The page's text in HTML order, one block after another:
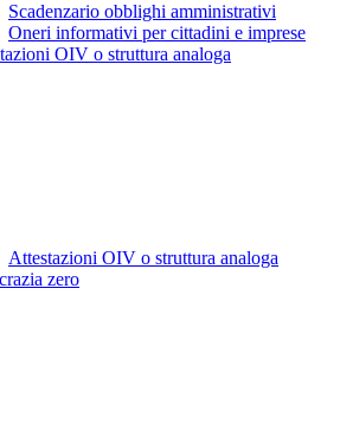
Scadenzario obblighi amministrativi
Oneri informativi per cittadini e imprese
OIV o struttura analoga
Attestazioni OIV o struttura analoga
zero